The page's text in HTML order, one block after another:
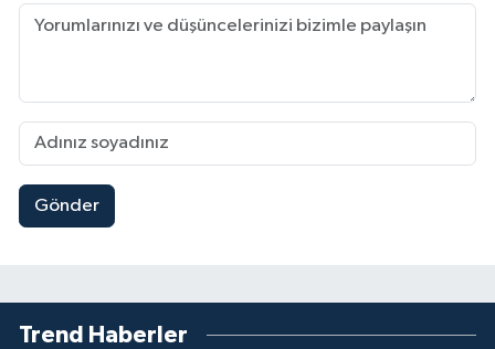
Gönder
Trend Haberler